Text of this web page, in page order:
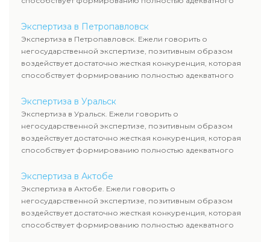
Экспертиза в Петропавловск
Экспертиза в Петропавловск. Ежели говорить о
негосударственной экспертизе, позитивным образом
воздействует достаточно жесткая конкуренция, которая
способствует формированию полностью адекватного
Экспертиза в Уральск
Экспертиза в Уральск. Ежели говорить о
негосударственной экспертизе, позитивным образом
воздействует достаточно жесткая конкуренция, которая
способствует формированию полностью адекватного
Экспертиза в Актобе
Экспертиза в Актобе. Ежели говорить о
негосударственной экспертизе, позитивным образом
воздействует достаточно жесткая конкуренция, которая
способствует формированию полностью адекватного